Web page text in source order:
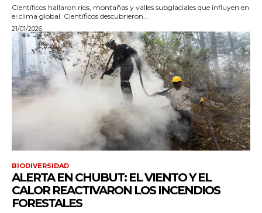
Científicos hallaron ríos, montañas y valles subglaciales que influyen en
el clima global. Científicos descubrieron...
21/01/2026
BIODIVERSIDAD
ALERTA EN CHUBUT: EL VIENTO Y EL
CALOR REACTIVARON LOS INCENDIOS
FORESTALES